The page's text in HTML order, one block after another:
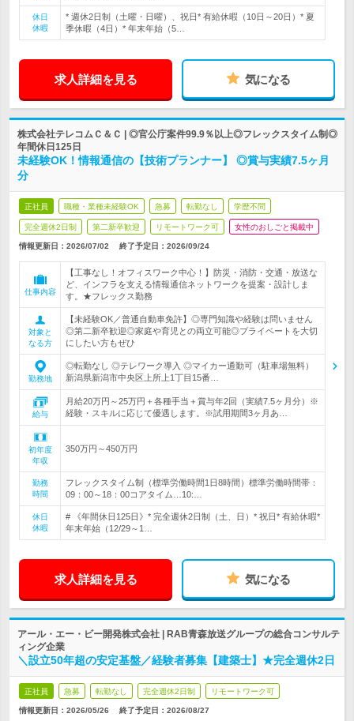
休日
休暇
* 週休2日制（土曜・日曜）、祝日* 有給休暇（10日～20日）* 夏
季休暇（4日）* 年末年始（5…
求人詳細を見る 気になる
株式会社テレコムＣ＆Ｃ | ◎官公庁案件99.9％以上◎フレックスタイム制◎
年間休日125日
未経験OK！情報通信の【技術プランナー】 ◎賞与実績7.5ヶ月
分
正社員 職種・業種未経験OK 急募 転勤なし 学歴不問
完全週休2日制 第二新卒歓迎 リモートワーク可 女性のおしごと掲載中
情報更新日：2026/07/02 終了予定日： 2026/09/24
仕事内容
【工事なし！オフィスワーク中心！】防災・消防・交通・放送な
ど、インフラを支える情報通信ネットワークを提案・設計しま
す。★フレックス勤務
対象と
なる方
【未経験OK／普通自動車免許】◎専門知識や経験は問いません
◎第二新卒歓迎◎家庭や育児との両立可能◎プライベートを大切
にしたい方もぜひ
勤務地
◎転勤なし ◎テレワーク導入 ◎マイカー通勤可（駐車場無料）
新潟県新潟市中央区上所上1丁目15番…
給与
月給20万円～25万円＋各種手当＋賞与年2回（実績7.5ヶ月分）※
経験・スキルに応じて優遇します。※試用期間3ヶ月あ…
初年度
年収
350万円～450万円
勤務
時間
フレックスタイム制（標準労働時間1日8時間）標準労働時間帯：
09：00～18：00コアタイム…10:…
休日
休暇
# 《年間休日125日》* 完全週休2日制（土、日）* 祝日* 有給休暇*
年末年始（12/29～1…
求人詳細を見る 気になる
アール・エー・ビー開発株式会社 | RAB青森放送グループの総合コンサルテ
ィング企業
＼設立50年超の安定基盤／経験者募集【建築士】★完全週休2日
正社員 急募 転勤なし 完全週休2日制 リモートワーク可
情報更新日：2026/05/26 終了予定日： 2026/08/27